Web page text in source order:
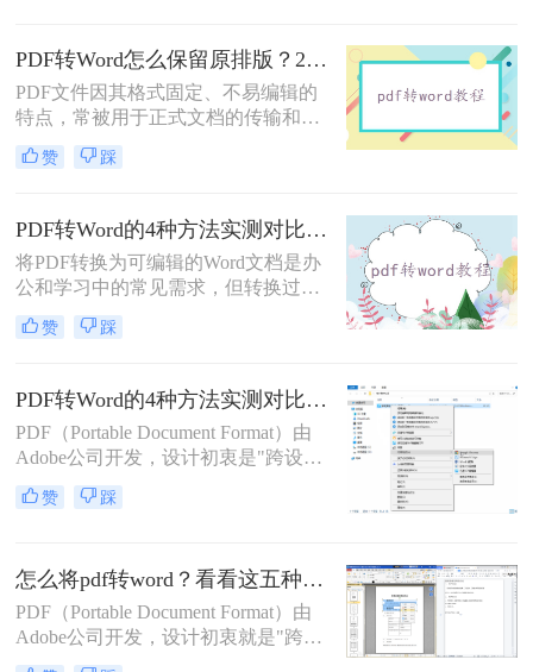
户高效完成转换。
PDF转Word怎么保留原排版？2种方法对比：Adobe Acrobat DC与专业转换软件实测
PDF文件因其格式固定、不易编辑的
特点，常被用于正式文档的传输和存
档。然而，当我们需要编辑PDF内容
时，将其转换为Word文档是常见需
乱，影响使用体验。那么pdf转word怎
么保留原排版呢？本文将介绍两种方
法，帮助你在PDF转Word时尽可能保
留原排版。
赞 踩
PDF转Word的4种方法实测对比：在线工具、Adobe Acrobat、Word内置与OCR识别方案选择！
将PDF转换为可编辑的Word文档是办
公和学习中的常见需求，但转换过程
中常出现格式错乱、图片丢失等问
题。那么pdf文档怎么转换成word格式
助你高效完成转换。
赞 踩
PDF转Word的4种方法实测对比（附还原度对比表）！
PDF（Portable Document Format）由
Adobe公司开发，设计初衷是"跨设备
一致性呈现"——无论在什么设备上
打开，排版都完全一样。这个优点也
位置，而Word是流式排版，内容从上
到下流动、自动换行。
赞 踩
怎么将pdf转word？看看这五种转换方法！
PDF（Portable Document Format）由
Adobe公司开发，设计初衷就是"跨设
备一致性呈现"——无论在什么设备